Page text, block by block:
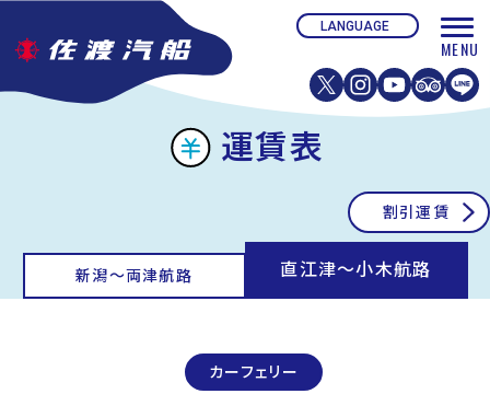
運賃表
割引運賃
新潟〜両津航路 直江津〜小木航路
カーフェリー